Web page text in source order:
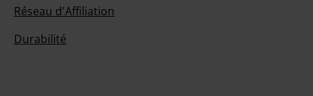
Réseau d'Affiliation
Durabilité